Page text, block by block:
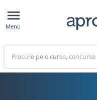
Menu
Buscar